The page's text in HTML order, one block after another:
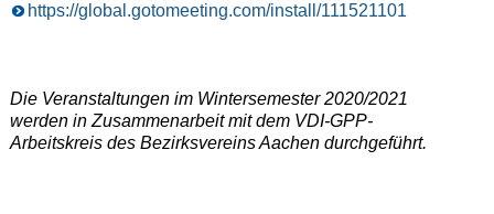
https://global.gotomeeting.com/install/111521101
Die Veranstaltungen im Wintersemester 2020/2021
werden in Zusammenarbeit mit dem VDI-GPP-
Arbeitskreis des Bezirksvereins Aachen durchgeführt.